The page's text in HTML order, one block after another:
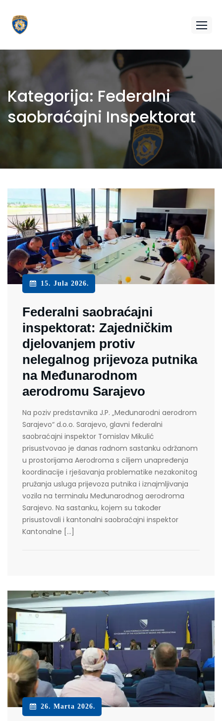
Kategorija: Federalni
saobraćajni Inspektorat
15. Jula 2026.
Federalni saobraćajni
inspektorat: Zajedničkim
djelovanjem protiv
nelegalnog prijevoza putnika
na Međunarodnom
aerodromu Sarajevo
Na poziv predstavnika J.P. „Međunarodni aerodrom
Sarajevo“ d.o.o. Sarajevo, glavni federalni
saobraćajni inspektor Tomislav Mikulić
prisustvovao je danas radnom sastanku održanom
u prostorijama Aerodroma s ciljem unapređenja
koordinacije i rješavanja problematike nezakonitog
pružanja usluga prijevoza putnika i iznajmljivanja
vozila na terminalu Međunarodnog aerodroma
Sarajevo. Na sastanku, kojem su također
prisustovali i kantonalni saobraćajni inspektor
Kantonalne […]
26. Marta 2026.